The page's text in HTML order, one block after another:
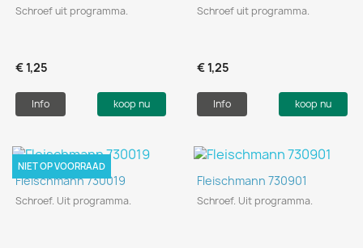
Schroef uit programma.
€ 1,25
Info koop nu
Schroef uit programma.
€ 1,25
Info koop nu
Fleischmann 730019
Schroef. Uit programma.
NIET OP VOORRAAD
Fleischmann 730901
Schroef. Uit programma.